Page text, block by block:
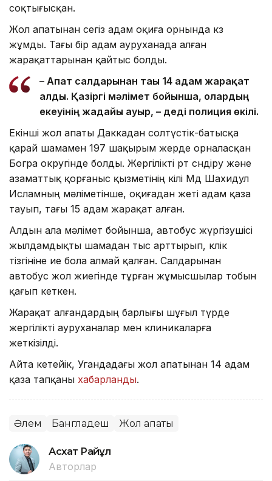
соқтығысқан.
Жол апатынан сегіз адам оқиға орнында көз
жұмды. Тағы бір адам ауруханада алған
жарақаттарынан қайтыс болды.
– Апат салдарынан тағы 14 адам жарақат
алды. Қазіргі мәлімет бойынша, олардың
екеуінің жағдайы ауыр, – деді полиция өкілі.
Екінші жол апаты Даккадан солтүстік-батысқа
қарай шамамен 197 шақырым жерде орналасқан
Богра округінде болды. Жергілікті өрт сөндіру және
азаматтық қорғаныс қызметінің өкілі Мд Шахидул
Исламның мәліметінше, оқиғадан жеті адам қаза
тауып, тағы 15 адам жарақат алған.
Алдын ала мәлімет бойынша, автобус жүргізушісі
жылдамдықты шамадан тыс арттырып, көлік
тізгініне ие бола алмай қалған. Салдарынан
автобус жол жиегінде тұрған жұмысшылар тобын
қағып кеткен.
Жарақат алғандардың барлығы шұғыл түрде
жергілікті ауруханалар мен клиникаларға
жеткізілді.
Айта кетейік, Угандадағы жол апатынан 14 адам
қаза тапқаны хабарланды.
Әлем Бангладеш Жол апаты
Асхат Райқұл
Авторлар